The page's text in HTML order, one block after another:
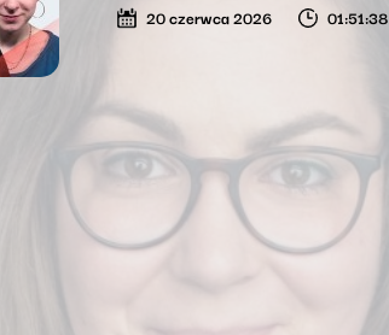
20 czerwca 2026 01:51:38